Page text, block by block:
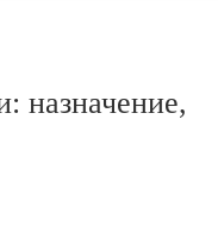
назначение,